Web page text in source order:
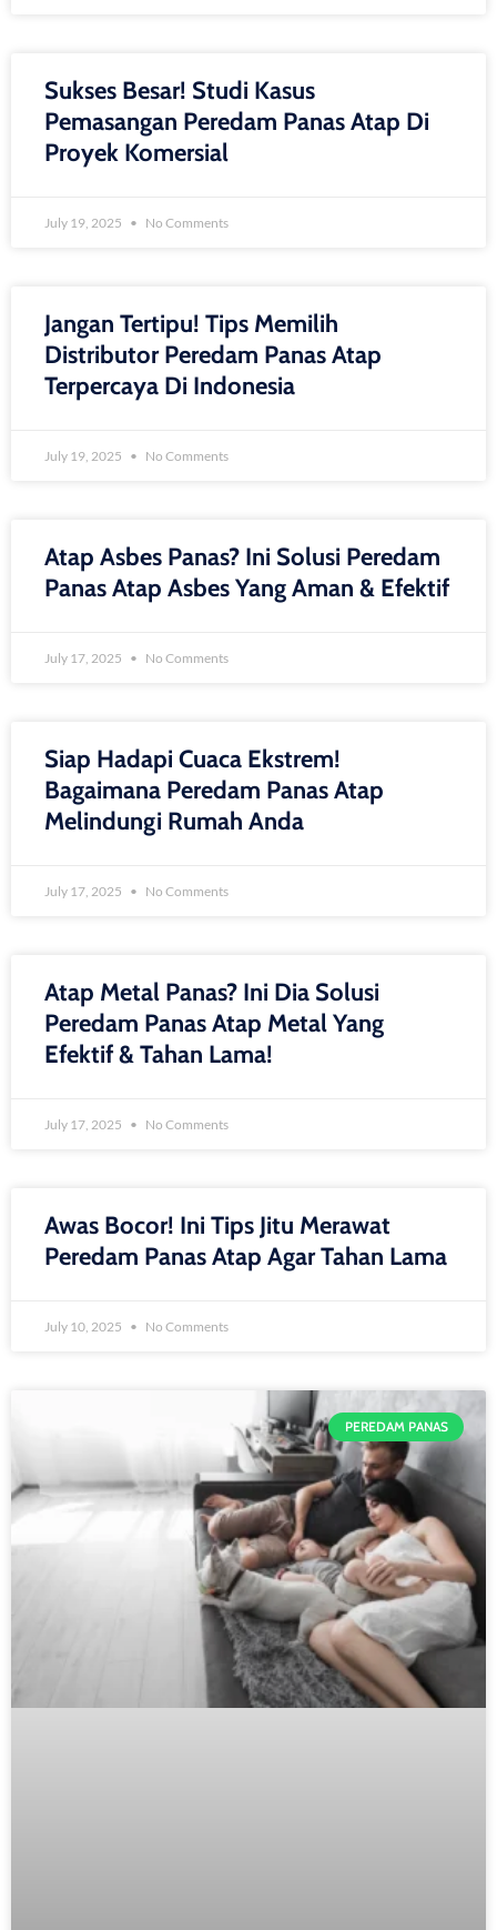
Sukses Besar! Studi Kasus
Pemasangan Peredam Panas Atap Di
Proyek Komersial
July 19, 2025 No Comments
Jangan Tertipu! Tips Memilih
Distributor Peredam Panas Atap
Terpercaya Di Indonesia
July 19, 2025 No Comments
Atap Asbes Panas? Ini Solusi Peredam
Panas Atap Asbes Yang Aman & Efektif
July 17, 2025 No Comments
Siap Hadapi Cuaca Ekstrem!
Bagaimana Peredam Panas Atap
Melindungi Rumah Anda
July 17, 2025 No Comments
Atap Metal Panas? Ini Dia Solusi
Peredam Panas Atap Metal Yang
Efektif & Tahan Lama!
July 17, 2025 No Comments
Awas Bocor! Ini Tips Jitu Merawat
Peredam Panas Atap Agar Tahan Lama
July 10, 2025 No Comments
PEREDAM PANAS